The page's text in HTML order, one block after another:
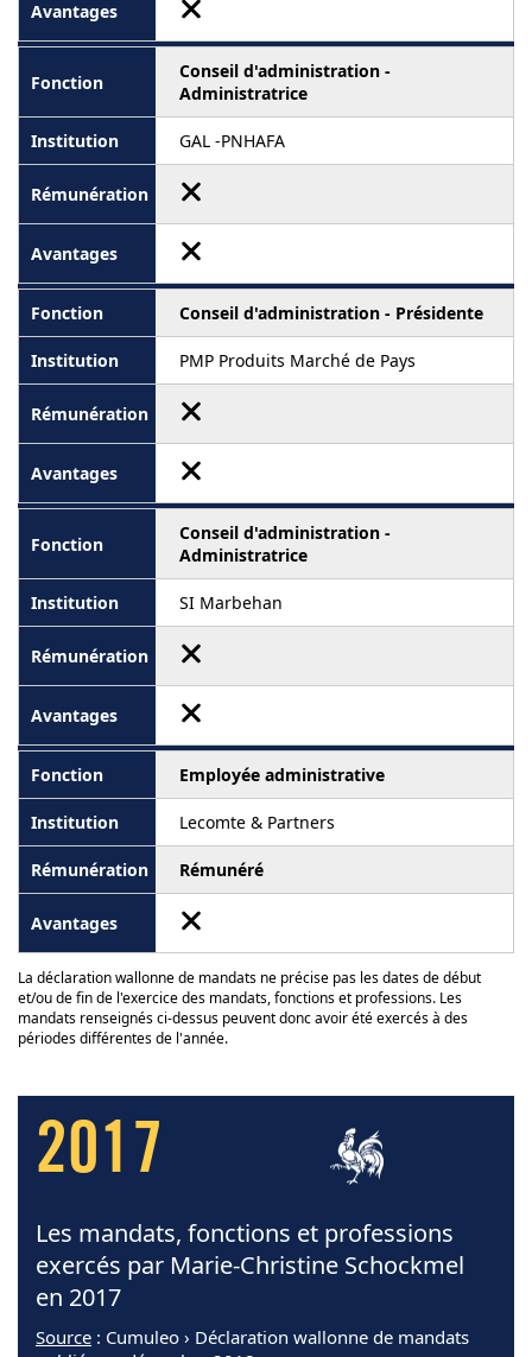
Conseil d'administration -
Administratrice
GAL -PNHAFA
Conseil d'administration - Présidente
PMP Produits Marché de Pays
Conseil d'administration -
Administratrice
SI Marbehan
Employée administrative
Lecomte & Partners
Rémunéré
La déclaration wallonne de mandats ne précise pas les dates de début
et/ou de fin de l'exercice des mandats, fonctions et professions. Les
mandats renseignés ci-dessus peuvent donc avoir été exercés à des
périodes différentes de l'année.
2017
Les mandats, fonctions et professions
exercés par Marie-Christine Schockmel
en 2017
Source : Cumuleo › Déclaration wallonne de mandats